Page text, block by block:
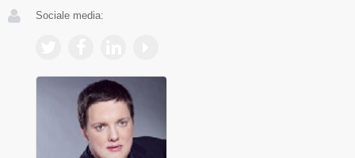
Sociale media: